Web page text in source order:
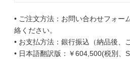
• ご注文方法：お問い合わせフォー
絡ください。
• お支払方法：銀行振込（納品後、
• 日本語翻訳版：￥604,500(税別、